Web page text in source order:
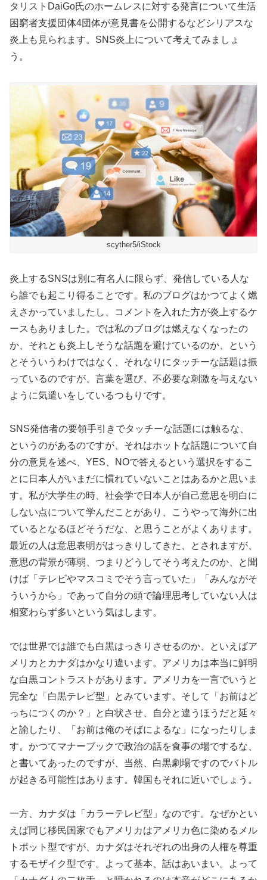
タリストDaiGo氏のホームレスに対する発言について生活
困窮者支援団体4団体が意見書を公開するなどシリアスな
炎上も見られます。SNS炎上について考えてみましょ
う。
scyther5/iStock
炎上するSNSは別に有名人に限らず、発信している人な
ら誰でも起こり得ることです。私のブログはかつてよく燃
えさかっていましたし、コメントを入れた方が炎上するケ
ースもありました。では私のブログは燃えなくなったの
か、それとも炎上しそうな話題を避けているのか、という
とそういうわけではなく、それなりにタッチーな話題は振
っているのですが、言葉を選び、不必要な刺激を与えない
ように気遣いをしているつもりです。
SNS発信者の要領手引きでタッチーな話題には触るな、
というのがあるのですが、それはホットな話題について自
分の意見を述べ、YES、NOで答えるという選択をするこ
とに日本人がいまだに慣れていないことはあるかと思いま
す。私が大学生の時、社会学で日本人が自己意思を明白に
しない点について学んだことがあり、こうやって海外に出
ているとなるほどそうだな、と思うことがよくあります。
最近の人は意思表明がはっきりしてきた、とされますが、
意思の背景が薄弱、つまりどうしてそう考えたのか、と聞
けば「テレビやマスコミでそう言っていた」「みんながそ
ういうから」であって自分の頭で論理思考していない人は
相変わらず多いという気はします。
では世界では誰でも白黒はっきりさせるのか、といえばア
メリカとカナダはかなり違います。アメリカは本当に鮮明
な白黒コントラストがあります。アメリカを一言でいうと
完全な「白黒テレビ型」とみています。そして「お前はど
っちにつくのか？」と白状させ、自分と違うほうだと延々
と諭したり、「お前は俺のそばによるな」になったりしま
す。かつてマナーブックで政治の話を食事の場でするな、
と書いてあったのですが、当然、白黒劇場ですのでバトル
が起きる可能性はあります。韓国もそれに近いでしょう。
一方、カナダは「カラーテレビ型」なのです。なぜかとい
えば同じ移民国家でもアメリカはアメリカ色に染めるメル
トポット型ですが、カナダはそれぞれの出身の人権を尊重
するモザイク型です。よって基本、話はあいまい。よって